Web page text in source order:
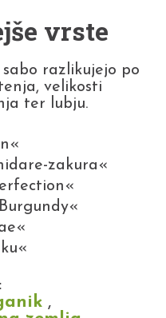
vrste
sabo razlikujejo po
velikosti
ter lubju.
zakura«
,